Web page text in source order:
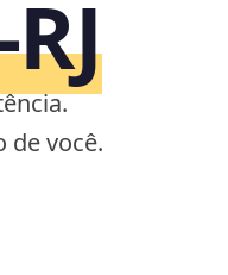
de você.